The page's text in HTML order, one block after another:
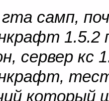
самп,
1.5.2
сервер кс
который